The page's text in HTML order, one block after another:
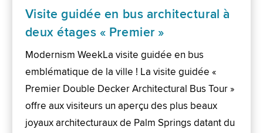
Visite guidée en bus architectural à
deux étages « Premier »
Modernism WeekLa visite guidée en bus
emblématique de la ville ! La visite guidée «
Premier Double Decker Architectural Bus Tour »
offre aux visiteurs un aperçu des plus beaux
joyaux architecturaux de Palm Springs datant du